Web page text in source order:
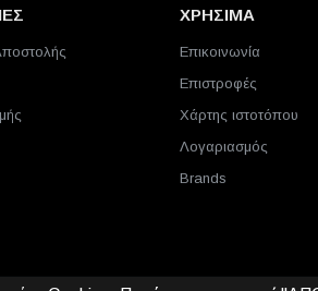
ΧΡΗΣΙΜΑ
Επικοινωνία
Επιστροφές
Χάρτης ιστοτόπου
Λογαριασμός
Brands